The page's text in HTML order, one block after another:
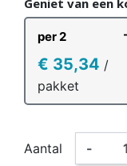
per 2
€ 35,34 /
pakket
Aantal -